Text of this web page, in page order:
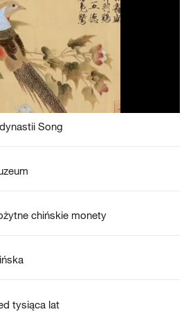
Song
chińskie monety
tysiąca lat